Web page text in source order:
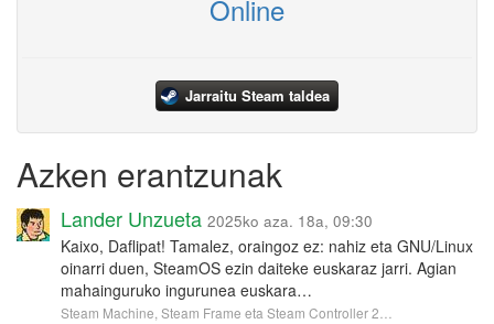
Online
Jarraitu Steam taldea
Azken erantzunak
Lander Unzueta 2025ko aza. 18a, 09:30
Kaixo, Daflipat! Tamalez, oraingoz ez: nahiz eta GNU/Linux
oinarri duen, SteamOS ezin daiteke euskaraz jarri. Agian
mahainguruko ingurunea euskara…
Steam Machine, Steam Frame eta Steam Controller 2…